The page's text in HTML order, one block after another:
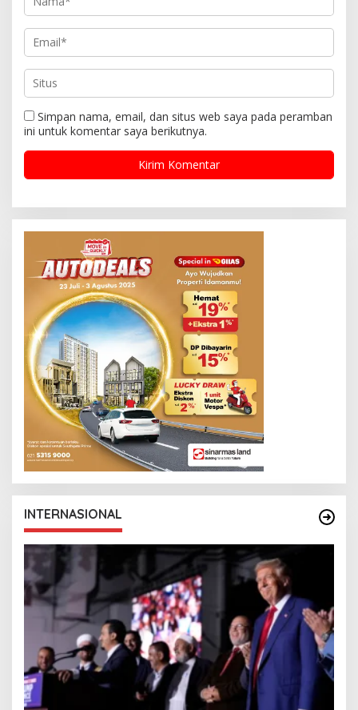
Simpan nama, email, dan situs web saya pada peramban
ini untuk komentar saya berikutnya.
INTERNASIONAL